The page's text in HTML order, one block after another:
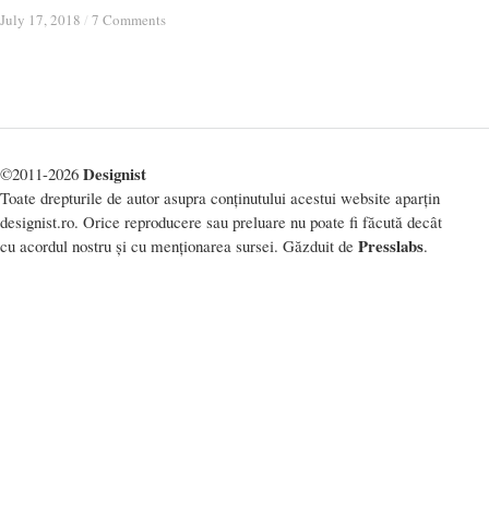
July 17, 2018 / 7 Comments
July 17, 2018 / 7 Comments
©2011-2026 Designist
Toate drepturile de autor asupra conținutului acestui website aparțin
designist.ro. Orice reproducere sau preluare nu poate fi făcută decât
cu acordul nostru și cu menționarea sursei. Găzduit de Presslabs.